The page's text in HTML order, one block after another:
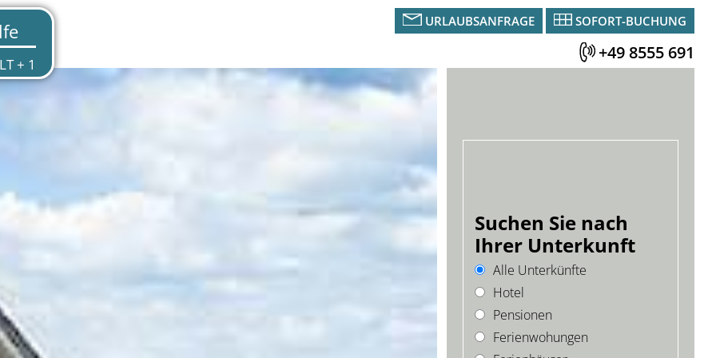
URLAUBSANFRAGE SOFORT-BUCHUNG
+49 8555 691
Suchen Sie nach
Ihrer Unterkunft
Alle Unterkünfte
Hotel
Pensionen
Ferienwohungen